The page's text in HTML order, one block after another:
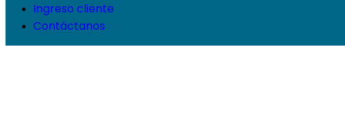
Ingreso cliente
Contáctanos